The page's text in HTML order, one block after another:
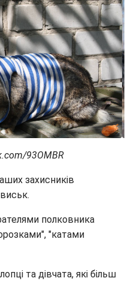
93OMBR
захисників
полковника
"катами
та дівчата, які більш